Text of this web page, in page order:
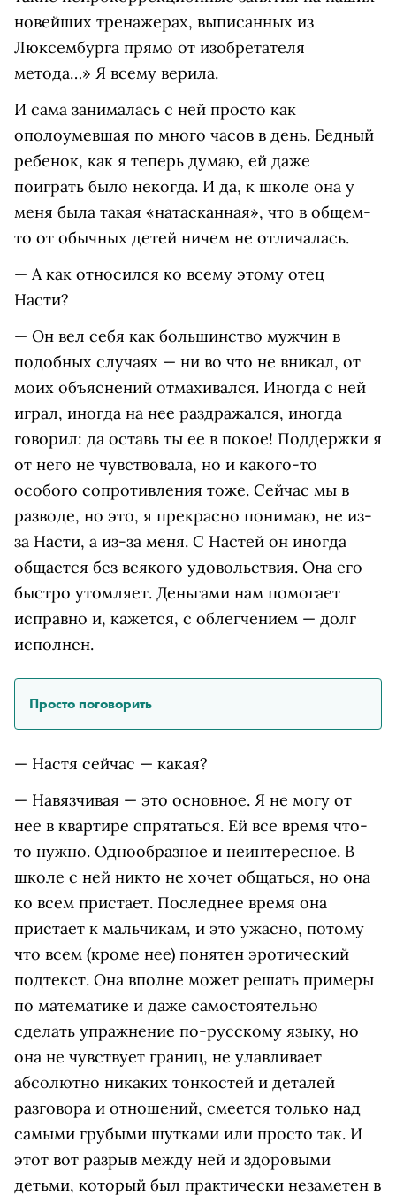
новейших тренажерах, выписанных из
Люксембурга прямо от изобретателя
метода…» Я всему верила.
И сама занималась с ней просто как
ополоумевшая по много часов в день. Бедный
ребенок, как я теперь думаю, ей даже
поиграть было некогда. И да, к школе она у
меня была такая «натасканная», что в общем-
то от обычных детей ничем не отличалась.
— А как относился ко всему этому отец
Насти?
— Он вел себя как большинство мужчин в
подобных случаях — ни во что не вникал, от
моих объяснений отмахивался. Иногда с ней
играл, иногда на нее раздражался, иногда
говорил: да оставь ты ее в покое! Поддержки я
от него не чувствовала, но и какого-то
особого сопротивления тоже. Сейчас мы в
разводе, но это, я прекрасно понимаю, не из-
за Насти, а из-за меня. С Настей он иногда
общается без всякого удовольствия. Она его
быстро утомляет. Деньгами нам помогает
исправно и, кажется, с облегчением — долг
исполнен.
Просто поговорить
— Настя сейчас — какая?
— Навязчивая — это основное. Я не могу от
нее в квартире спрятаться. Ей все время что-
то нужно. Однообразное и неинтересное. В
школе с ней никто не хочет общаться, но она
ко всем пристает. Последнее время она
пристает к мальчикам, и это ужасно, потому
что всем (кроме нее) понятен эротический
подтекст. Она вполне может решать примеры
по математике и даже самостоятельно
сделать упражнение по-русскому языку, но
она не чувствует границ, не улавливает
абсолютно никаких тонкостей и деталей
разговора и отношений, смеется только над
самыми грубыми шутками или просто так. И
этот вот разрыв между ней и здоровыми
детьми, который был практически незаметен в